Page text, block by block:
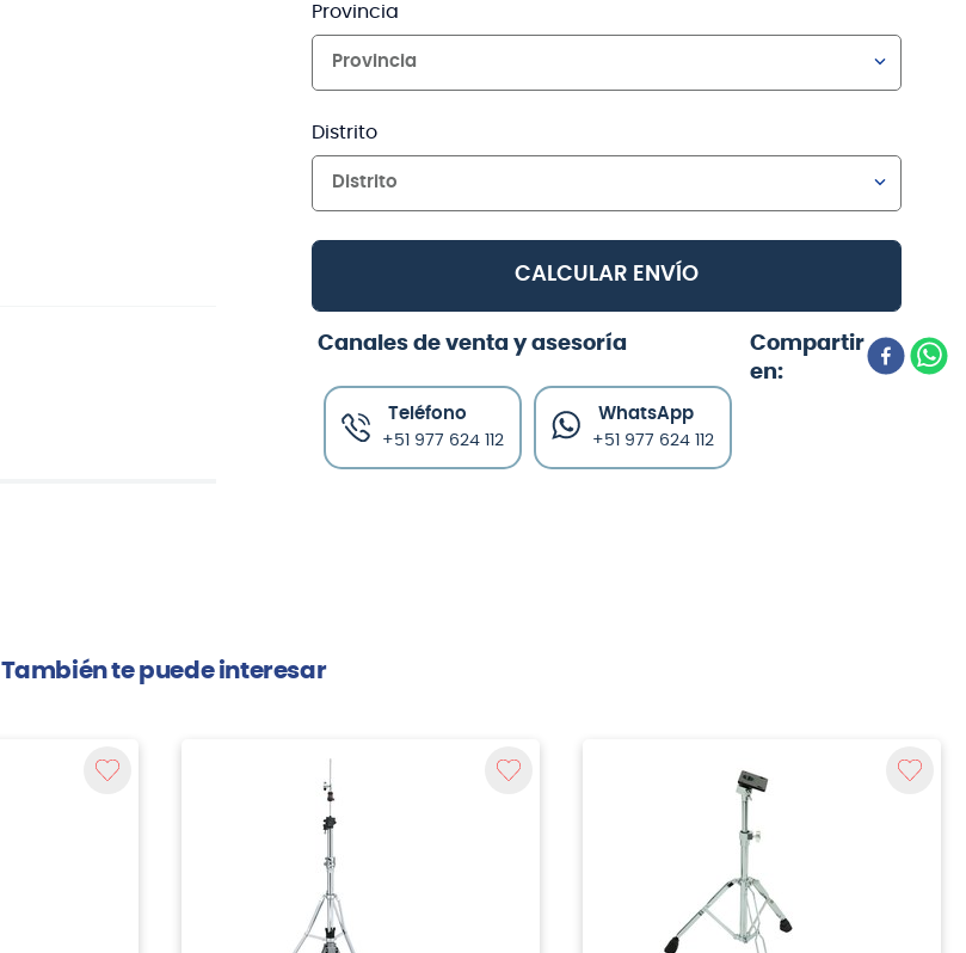
Provincia
Provincia
Distrito
Distrito
CALCULAR ENVÍO
Canales de venta y asesoría
Teléfono
+51 977 624 112
WhatsApp
+51 977 624 112
También te puede interesar